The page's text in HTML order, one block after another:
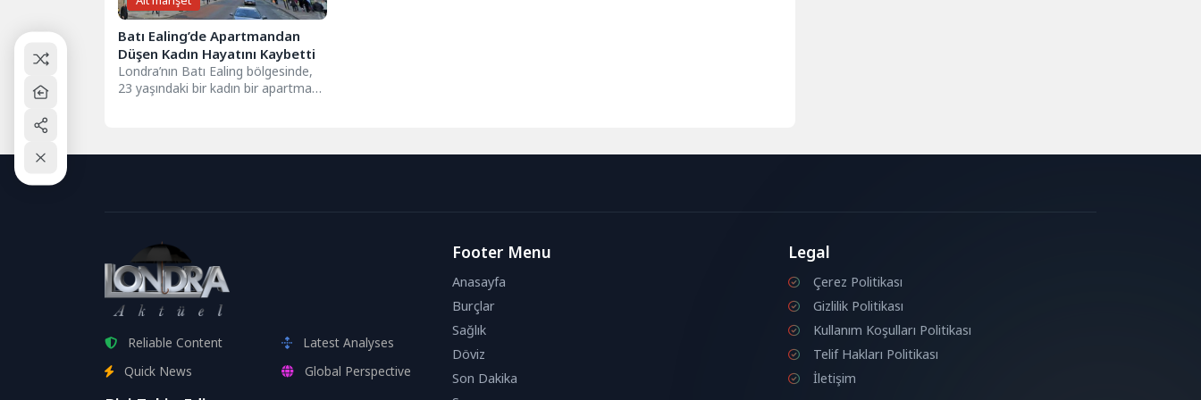
Batı Ealing’de Apartmandan
Düşen Kadın Hayatını Kaybetti
Londra’nın Batı Ealing bölgesinde,
23 yaşındaki bir kadın bir apartman
Reliable Content
Latest Analyses
Quick News
Global Perspective
Footer Menu
Anasayfa
Burçlar
Sağlık
Döviz
Son Dakika
Legal
Çerez Politikası
Gizlilik Politikası
Kullanım Koşulları Politikası
Telif Hakları Politikası
İletişim